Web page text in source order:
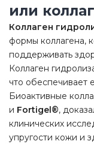
или
Коллаген
формы коллагена,
поддерживать
Коллаген
что обеспечивает
Биоактивные
и Fortigel®,
клинических
упругости кожи и